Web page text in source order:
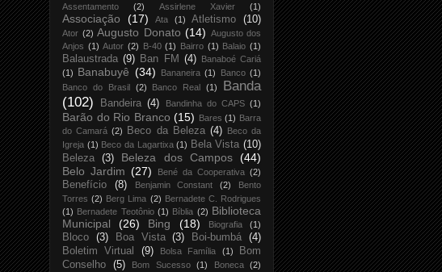
Assentamento (2) Assirlene Xavier (1)
Associação (17) Ata (1) Atletismo (10)
Ator (2) Augusto Donato (14) Augusto dos
Anjos (1) Autor (2) B-40 (1) Bairro (1) Balaio (1)
Balaustrada (9) Ban FM (4)
Banaboé Cariá
(1) Banabuyê (34) Bananeira (1) Banco (1)
Banco do Brasil
(2) Banco Real (1)
Banda
(102)
Bandeira (4) Bandinha do CAPS (1)
Barão do Rio Branco (15) Bares (1) Barra
do Camará (2) Beco da Beleza (4)
Beco da
Igreja (1) Beco da Lagartixa (1) Bela Vista (10)
Beleza
(3) Beleza dos Campos (44)
Belo Jardim (27) Bené da Cooperativa (2)
Benefício (8) Benjamin Constant (2)
Bento
Torres (2) Berg Lima (2) Bernadete C. Rodrigues
(1) Bernadete Teotônio (1) Bíblia (2) Biblioteca
Municipal
(26) Bing (18) Biografia (1)
Bloco (3) Boa Vista (3) Boi-bumbá
(4)
Boletim Virtual
(9) Bolsa Família (1)
Bom
Conselho
(5) Bom Sucesso (1) Boneca (2)